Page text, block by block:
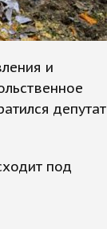
и
депутат
под